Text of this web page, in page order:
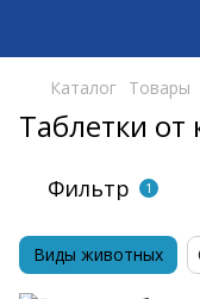
Каталог Товары
Таблетки
Фильтр 1
Виды животных